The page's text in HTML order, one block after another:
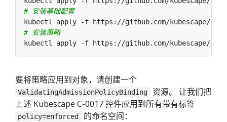
# 安装基础配置
# 安装策略
要将策略应用到对象，请创建一个
ValidatingAdmissionPolicyBinding
资源。 让我们把
上述 Kubescape C-0017 控件应用到所有带有标签
policy=enforced 的命名空间：